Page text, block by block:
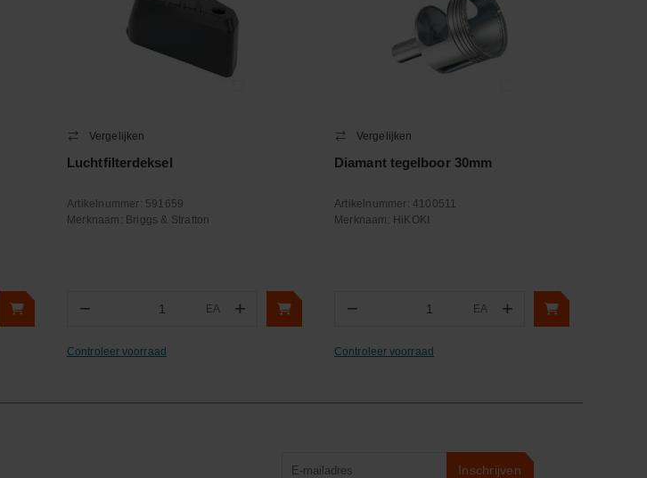
Vergelijken
Luchtfilterdeksel
Artikelnummer: 591659
Merknaam: Briggs & Stratton
− EA +
Controleer voorraad
Vergelijken
Diamant tegelboor 30mm
Artikelnummer: 4100511
Merknaam: HiKOKI
− EA +
Controleer voorraad
Inschrijven